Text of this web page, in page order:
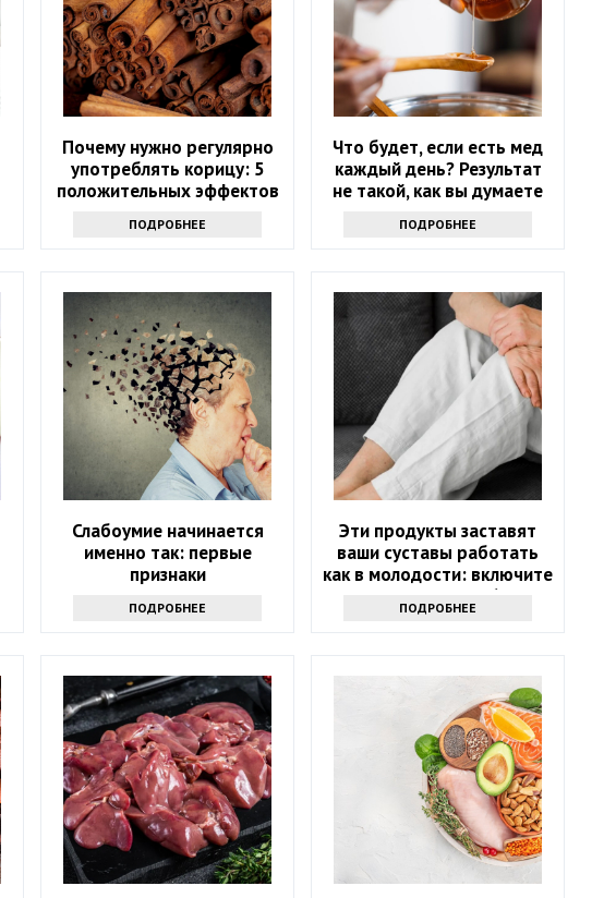
Почему нужно регулярно
употреблять корицу: 5
положительных эффектов
ПОДРОБНЕЕ
Что будет, если есть мед
каждый день? Результат
не такой, как вы думаете
ПОДРОБНЕЕ
Слабоумие начинается
именно так: первые
признаки
ПОДРОБНЕЕ
Эти продукты заставят
ваши суставы работать
как в молодости: включите
их в рацион после 60 лет
ПОДРОБНЕЕ